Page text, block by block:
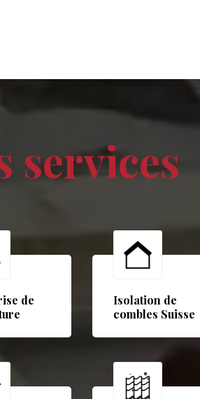
services
de
Isolation de
combles Suisse